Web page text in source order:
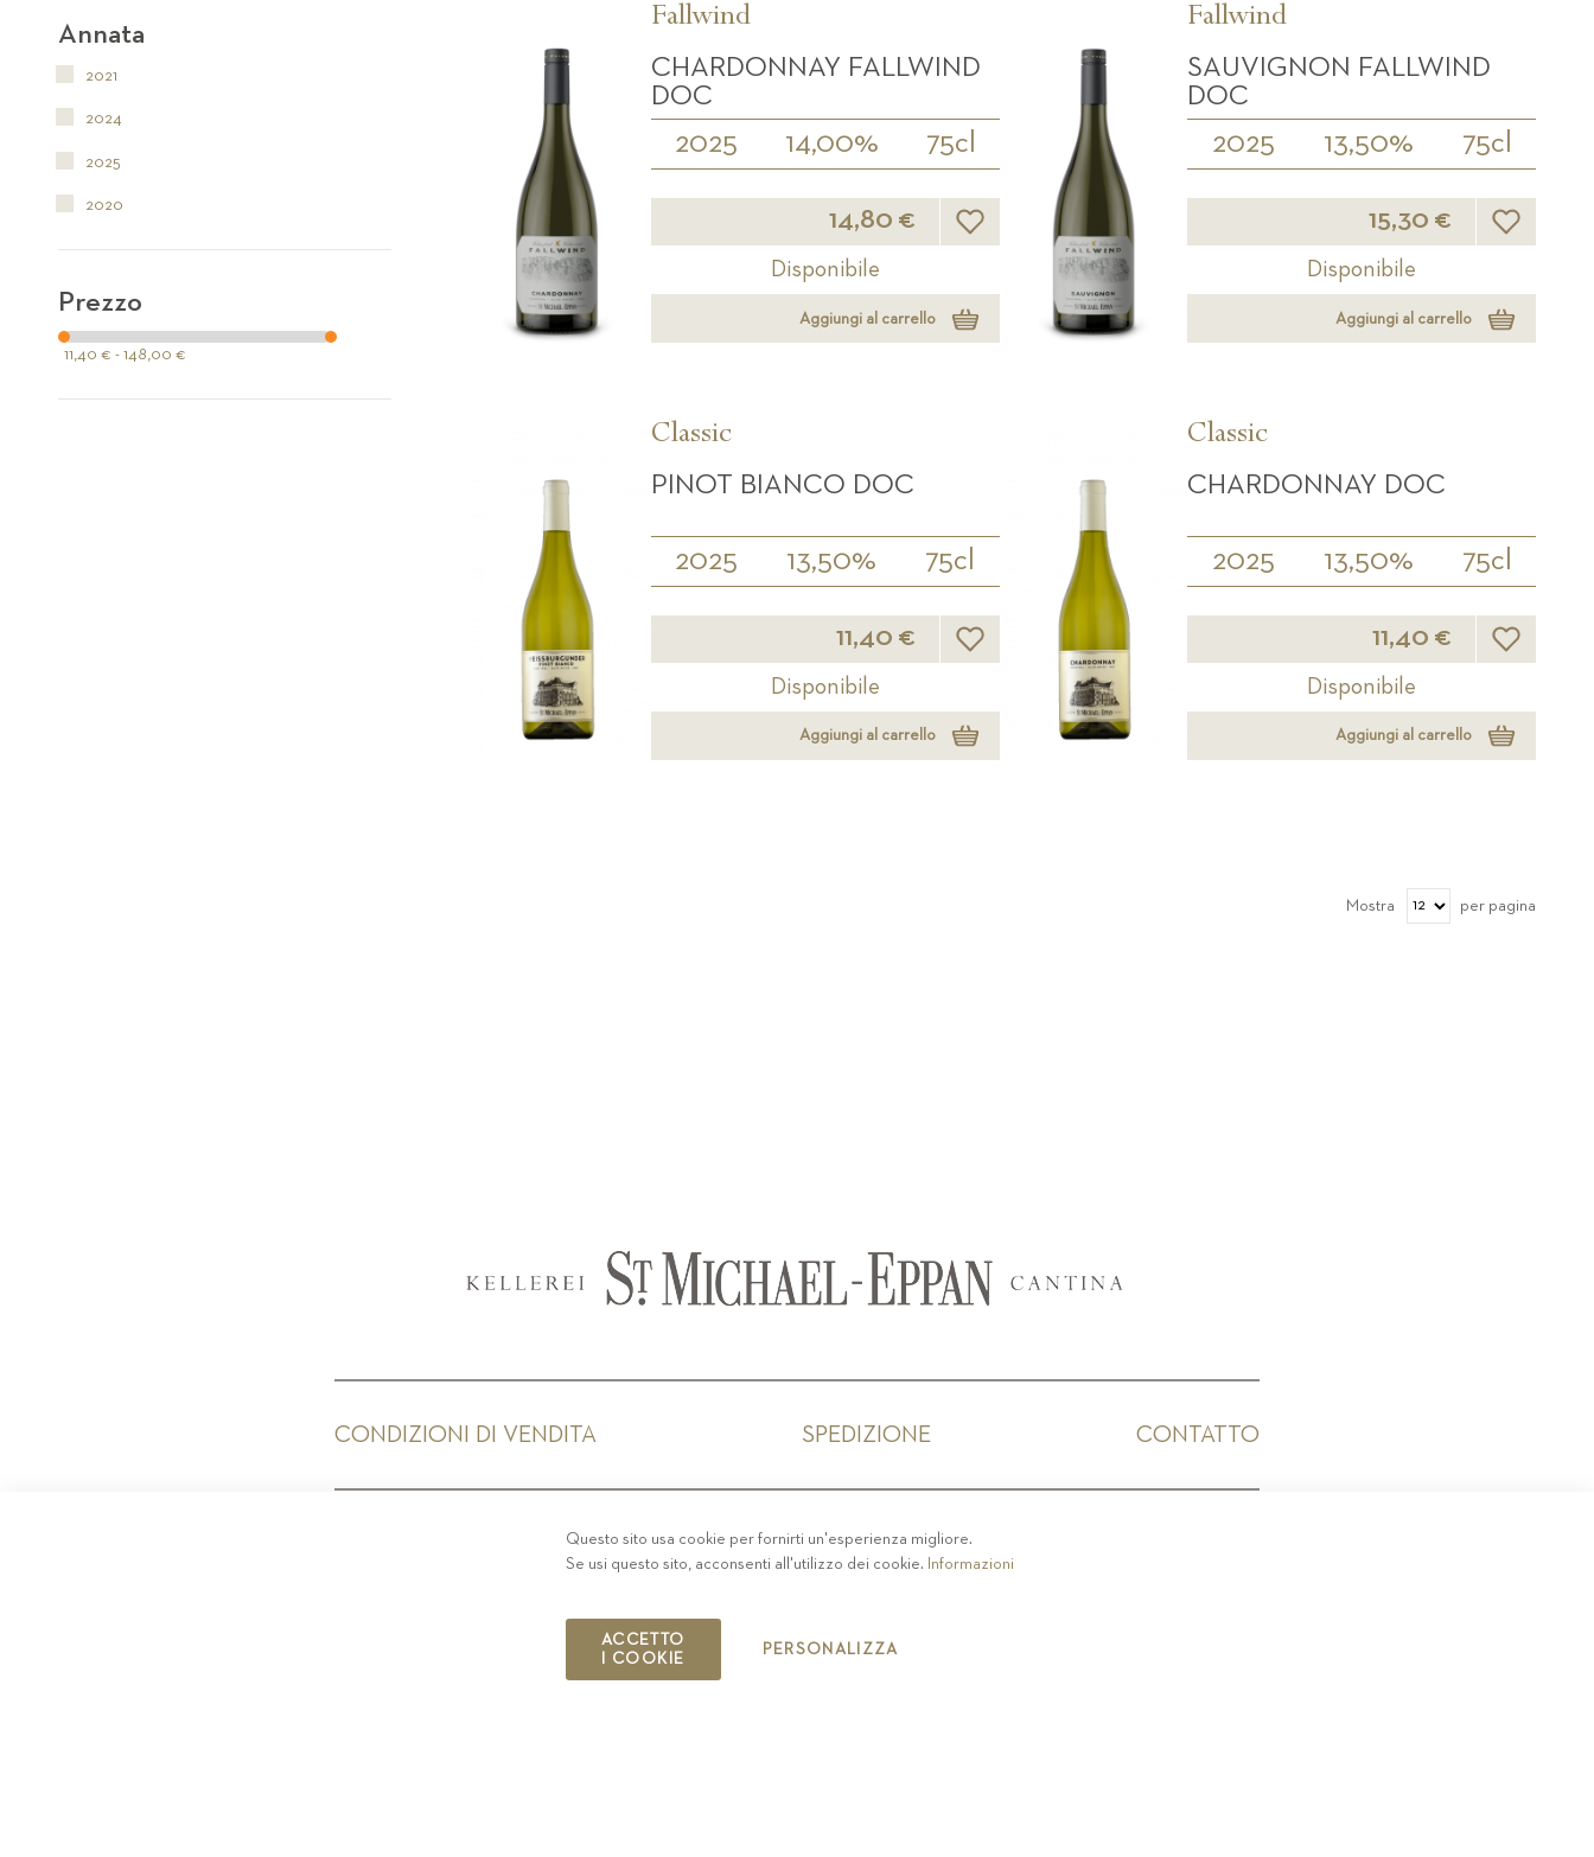
Fallwind
CHARDONNAY FALLWIND
DOC
2025 14,00% 75cl
14,80 € Lista desideri
Disponibile
Aggiungi al carrello
Fallwind
SAUVIGNON FALLWIND
DOC
2025 13,50% 75cl
15,30 € Lista
Disponibile
Aggiungi al carrello
Classic
PINOT BIANCO DOC
2025 13,50% 75cl
11,40 € Lista desideri
Disponibile
Aggiungi al carrello
Classic
CHARDONNAY DOC
2025 13,50% 75cl
11,40 €
Disponibile
Aggiungi al carrello
Mostra per pagina
Annata
2021
2024
2025
2020
Prezzo
11,40 € - 148,00 €
CONDIZIONI DI VENDITA SPEDIZIONE CONTATTO
PRIVACY -COLOPHON -COOKIE POLICY-CODICE ETICO
COPYRIGHT 2019 ST.MICHAEL - EPPAN
Questo sito usa cookie per fornirti un'esperienza migliore.
Se usi questo sito, acconsenti all'utilizzo dei cookie. Informazioni
ACCETTO
I COOKIE
PERSONALIZZA